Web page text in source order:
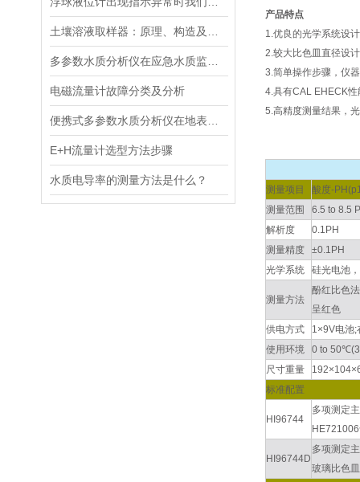
电磁流量计故障分类及分析
E+H流量计选型方法步骤
水质电导率的测量方法是什么？
产品特点
1.优良的光学系统设
2.较大比色皿直径设
3.简单操作步骤，仪
4.具有CAL EHECK
5.高精度测量结果，
测量项目
酸度-
测量范围
6.5 to 8.5
解析度
0.1PH
测量精度
±0.1PH
光学系统
硅光电池
测量方法
酚红比色
呈红色
供电方式
1×9V电池;
使用环境
0 to
尺寸重量
标准配置
HI96744
多项测定
HI96744D
多项测定
玻璃比色